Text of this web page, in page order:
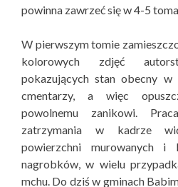
powinna zawrzeć się w 4-5
W pierwszym tomie
kolorowych zdjęć
pokazujących stan obecny w
cmentarzy, a więc
powolnemu zanikowi.
zatrzymania w kadrze
powierzchni murowanych i
nagrobków, w wielu
mchu. Do dziś w gminach